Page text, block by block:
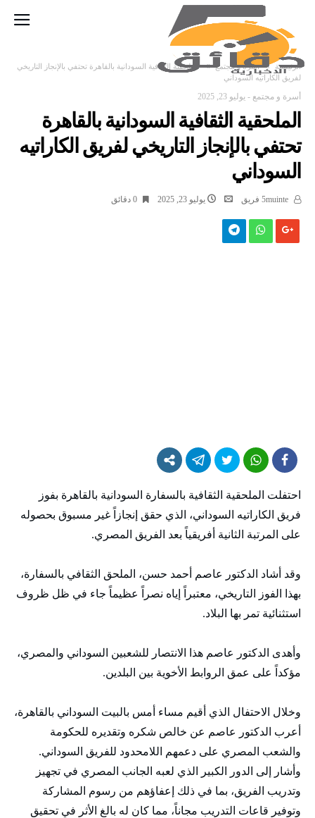
‫الرئيسية‬ أسرة و مجتمع
الملحقية الثقافية السودانية بالقاهرة تحتفي بالإنجاز التاريخي
لفريق الكاراتيه السوداني
أسرة و مجتمع - يوليو 23, 2025
الملحقية الثقافية السودانية بالقاهرة
تحتفي بالإنجاز التاريخي لفريق الكاراتيه
السوداني
يوليو 23, 2025 0 ‫دقائق‬
احتفلت الملحقية الثقافية بالسفارة السودانية بالقاهرة بفوز
فريق الكاراتيه السوداني، الذي حقق إنجازاً غير مسبوق بحصوله
على المرتبة الثانية أفريقياً بعد الفريق المصري.
وقد أشاد الدكتور عاصم أحمد حسن، الملحق الثقافي بالسفارة،
بهذا الفوز التاريخي، معتبراً إياه نصراً عظيماً جاء في ظل ظروف
استثنائية تمر بها البلاد.
وأهدى الدكتور عاصم هذا الانتصار للشعبين السوداني والمصري،
مؤكداً على عمق الروابط الأخوية بين البلدين.
وخلال الاحتفال الذي أقيم مساء أمس بالبيت السوداني بالقاهرة،
أعرب الدكتور عاصم عن خالص شكره وتقديره للحكومة
والشعب المصري على دعمهم اللامحدود للفريق السوداني.
وأشار إلى الدور الكبير الذي لعبه الجانب المصري في تجهيز
وتدريب الفريق، بما في ذلك إعفاؤهم من رسوم المشاركة
وتوفير قاعات التدريب مجاناً، مما كان له بالغ الأثر في تحقيق